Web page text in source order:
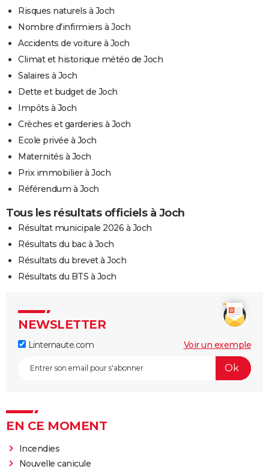
Risques naturels à Joch
Nombre d'infirmiers à Joch
Accidents de voiture à Joch
Climat et historique météo de Joch
Salaires à Joch
Dette et budget de Joch
Impôts à Joch
Crèches et garderies à Joch
Ecole privée à Joch
Maternités à Joch
Prix immobilier à Joch
Référendum à Joch
Tous les résultats officiels à Joch
Résultat municipale 2026 à Joch
Résultats du bac à Joch
Résultats du brevet à Joch
Résultats du BTS à Joch
NEWSLETTER
Linternaute.com Voir un exemple
EN CE MOMENT
Incendies
Nouvelle canicule